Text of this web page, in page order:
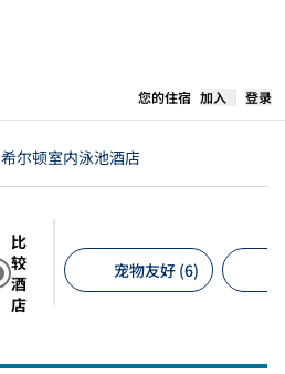
您的住宿, 在新标签
加入 登录
希尔顿室内泳池酒店
比
较
酒
店
宠物友好 (6)